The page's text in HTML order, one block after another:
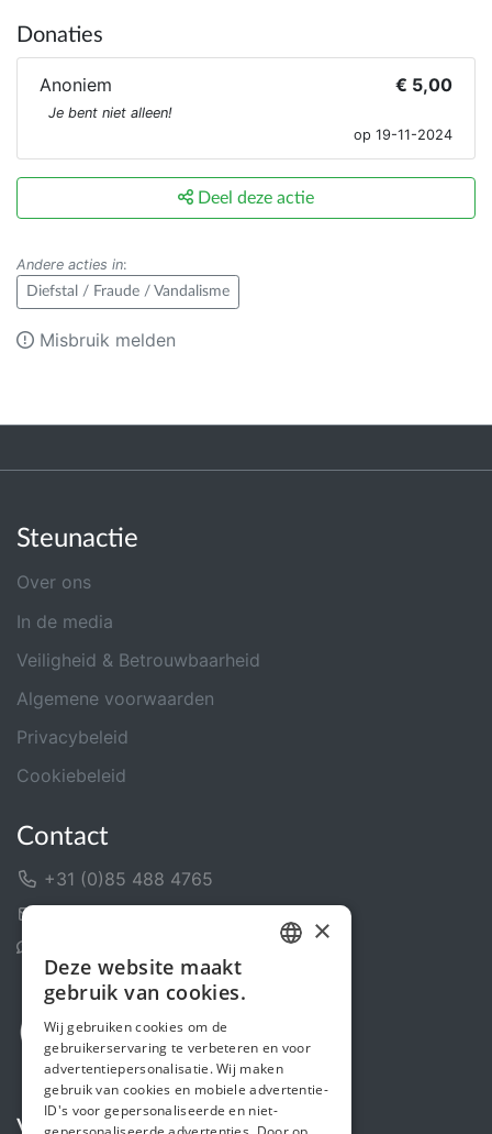
Donaties
Anoniem € 5,00
Je bent niet alleen!
op 19-11-2024
Deel deze actie
Andere acties in:
Diefstal / Fraude / Vandalisme
Misbruik melden
Steunactie
Over ons
In de media
Veiligheid & Betrouwbaarheid
Algemene voorwaarden
Privacybeleid
Cookiebeleid
Contact
+31 (0)85 488 4765
ENGLISH
×
Deze website maakt
gebruik van cookies.
Wij gebruiken cookies om de
gebruikerservaring te verbeteren en voor
advertentiepersonalisatie. Wij maken
gebruik van cookies en mobiele advertentie-
ID's voor gepersonaliseerde en niet-